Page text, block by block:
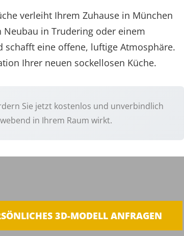
verleiht Ihrem Zuhause in München
in Trudering oder einem
schafft eine offene, luftige Atmosphäre.
Ihrer neuen sockellosen Küche.
Sie jetzt kostenlos und unverbindlich
in Ihrem Raum wirkt.
3D-MODELL ANFRAGEN